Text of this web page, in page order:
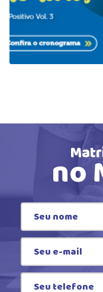
no